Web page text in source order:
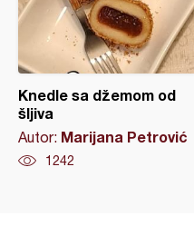
Knedle sa džemom od
šljiva
Autor: Marijana Petrović
1242